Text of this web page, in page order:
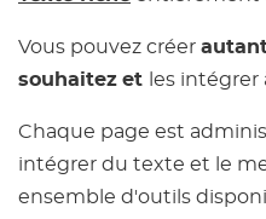
Vous pouvez créer
souhaitez et les intégrer
Chaque page est
intégrer du texte et le
ensemble d'outils